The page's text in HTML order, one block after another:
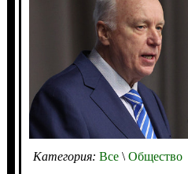
Категория: Все\Общество